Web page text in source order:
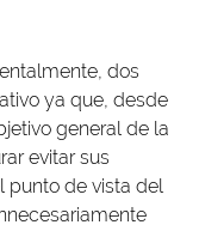
dos
ya que, desde
general de la
evitar sus
punto de vista del